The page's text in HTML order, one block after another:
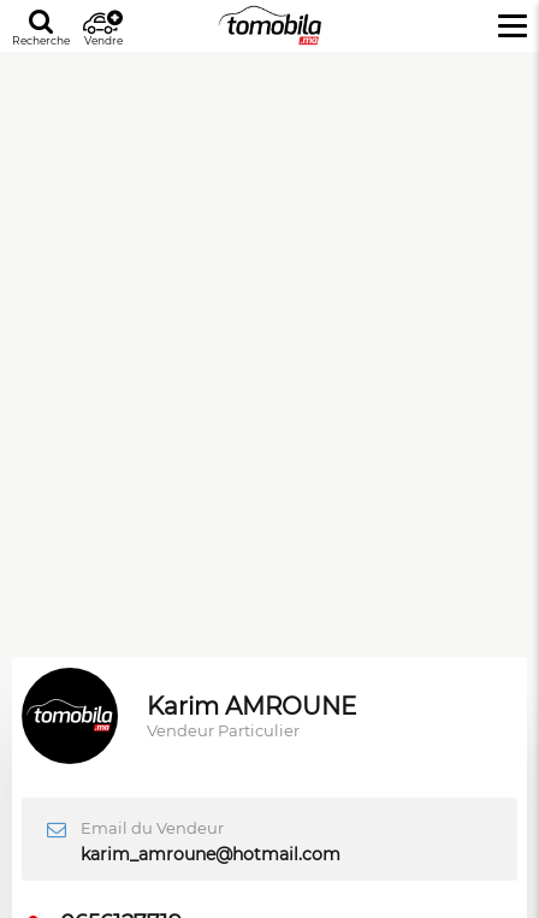
Recherche Vendre
Karim AMROUNE
Vendeur Particulier
Email du Vendeur
karim_amroune@hotmail.com